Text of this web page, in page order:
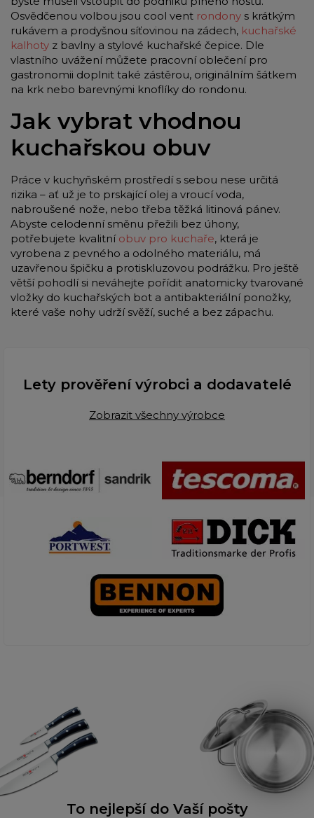
Osvědčenou volbou jsou cool vent rondony s krátkým
rukávem a prodyšnou síťovinou na zádech, kuchařské
kalhoty z bavlny a stylové kuchařské čepice. Dle
vlastního uvážení můžete pracovní oblečení pro
gastronomii doplnit také zástěrou, originálním šátkem
na krk nebo barevnými knoflíky do rondonu.
Jak vybrat vhodnou
kuchařskou obuv
Práce v kuchyňském prostředí s sebou nese určitá
rizika – ať už je to prskající olej a vroucí voda,
nabroušené nože, nebo třeba těžká litinová pánev.
Abyste celodenní směnu přežili bez úhony,
potřebujete kvalitní obuv pro kuchaře, která je
vyrobena z pevného a odolného materiálu, má
uzavřenou špičku a protiskluzovou podrážku. Pro ještě
větší pohodlí si neváhejte pořídit anatomicky tvarované
vložky do kuchařských bot a antibakteriální ponožky,
které vaše nohy udrží svěží, suché a bez zápachu.
Lety prověření výrobci a dodavatelé
Zobrazit všechny výrobce
To nejlepší do Vaší pošty